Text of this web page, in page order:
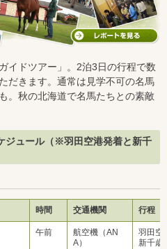
イドツアー」。2泊3日の行程で数
だきます。通常は見学不可の名馬
。秋の北海道で名馬たちとの素敵
ジュール（※羽田空港発着と新千
時間 交通機関 行程
午前
航空機（AN
A）
羽田空
新千歳